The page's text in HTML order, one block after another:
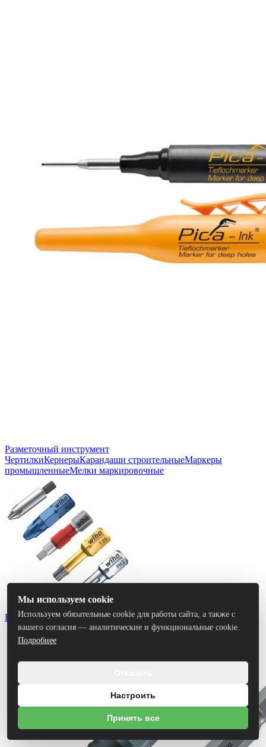
Разметочный инструмент
ЧертилкиКернерыКарандаши строительныеМаркеры
промышленныеМелки маркировочные
Биты
Мы используем cookie
Используем обязательные cookie для работы сайта, а также с
вашего согласия — аналитические и функциональные cookie.
Подробнее
Настроить
Принять все